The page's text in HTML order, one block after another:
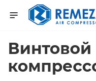
Винтовой